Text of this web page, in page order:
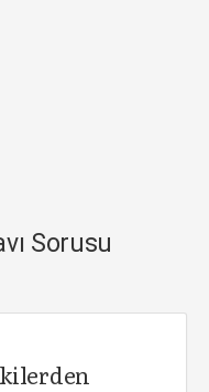
Sorusu